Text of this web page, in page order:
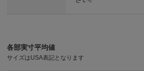
各部実寸平均値
サイズはUSA表記となります